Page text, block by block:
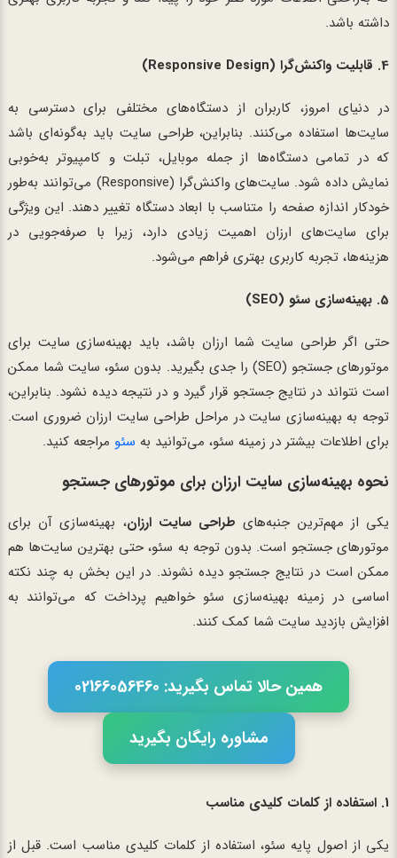
داشته باشد.
4. قابلیت واکنش‌گرا (Responsive Design)
در دنیای امروز، کاربران از دستگاه‌های مختلفی برای دسترسی به
سایت‌ها استفاده می‌کنند. بنابراین، طراحی سایت باید به‌گونه‌ای باشد
که در تمامی دستگاه‌ها از جمله موبایل، تبلت و کامپیوتر به‌خوبی
نمایش داده شود. سایت‌های واکنش‌گرا (Responsive) می‌توانند به‌طور
خودکار اندازه صفحه را متناسب با ابعاد دستگاه تغییر دهند. این ویژگی
برای سایت‌های ارزان اهمیت زیادی دارد، زیرا با صرفه‌جویی در
هزینه‌ها، تجربه کاربری بهتری فراهم می‌شود.
5. بهینه‌سازی سئو (SEO)
حتی اگر طراحی سایت شما ارزان باشد، باید بهینه‌سازی سایت برای
موتورهای جستجو (SEO) را جدی بگیرید. بدون سئو، سایت شما ممکن
است نتواند در نتایج جستجو قرار گیرد و در نتیجه دیده نشود. بنابراین،
توجه به بهینه‌سازی سایت در مراحل طراحی سایت ارزان ضروری است.
برای اطلاعات بیشتر در زمینه سئو، می‌توانید به سئو مراجعه کنید.
نحوه بهینه‌سازی سایت ارزان برای موتورهای جستجو
یکی از مهم‌ترین جنبه‌های طراحی سایت ارزان، بهینه‌سازی آن برای
موتورهای جستجو است. بدون توجه به سئو، حتی بهترین سایت‌ها هم
ممکن است در نتایج جستجو دیده نشوند. در این بخش به چند نکته
اساسی در زمینه بهینه‌سازی سئو خواهیم پرداخت که می‌توانند به
افزایش بازدید سایت شما کمک کنند.
همین حالا تماس بگیرید: 02166056460
مشاوره رایگان بگیرید
1. استفاده از کلمات کلیدی مناسب
یکی از اصول پایه سئو، استفاده از کلمات کلیدی مناسب است. قبل از